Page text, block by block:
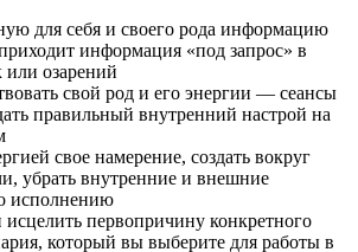
для себя и своего рода информацию
информация «под запрос» в
или озарений
свой род и его энергии — сеансы
правильный внутренний настрой на
свое намерение, создать вокруг
убрать внутренние и внешние
исполнению
исцелить первопричину конкретного
который вы выберите для работы в